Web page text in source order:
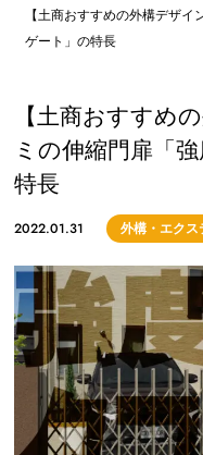
【土商おすすめの外構デザ
ゲート」の特長
【土商おすすめ
ミの伸縮門扉「
特長
2022.01.31 外構・エクス